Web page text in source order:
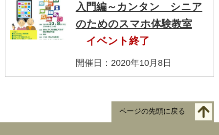
入門編～カンタン シニア
のためのスマホ体験教室
イベント終了
開催日：2020年10月8日
ページの先頭に戻る